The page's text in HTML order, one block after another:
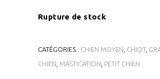
Rupture de stock
CATÉGORIES : CHIEN MOYEN CHIOT,
CHIEN MASTICATION PETIT CHIEN